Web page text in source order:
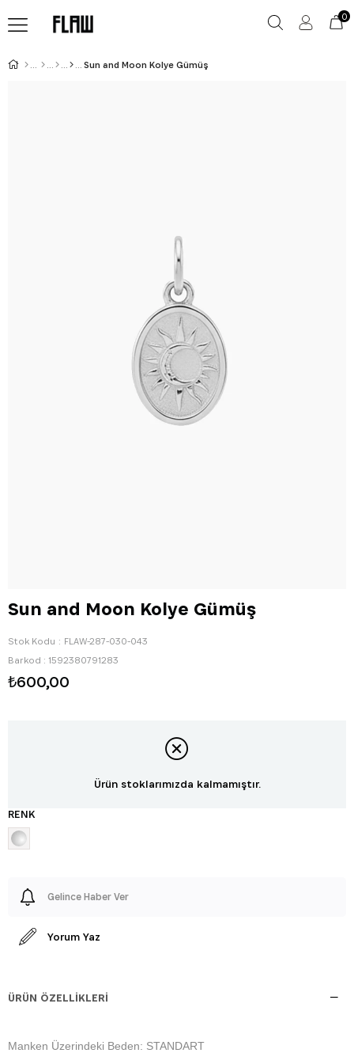
0
Sun and Moon Kolye Gümüş
Sun and Moon Kolye Gümüş
Stok Kodu
FLAW-287-030-043
Barkod : 1592380791283
₺600,00
Ürün stoklarımızda kalmamıştır.
RENK
Gelince Haber Ver
Yorum Yaz
ÜRÜN ÖZELLIKLERI
Manken Üzerindeki Beden: STANDART